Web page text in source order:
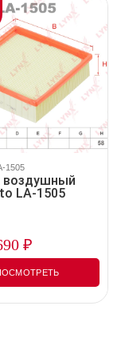
1505
воздушный
LA-1505
₽